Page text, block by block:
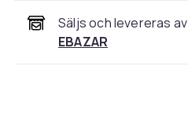
Säljs och levereras av
EBAZAR